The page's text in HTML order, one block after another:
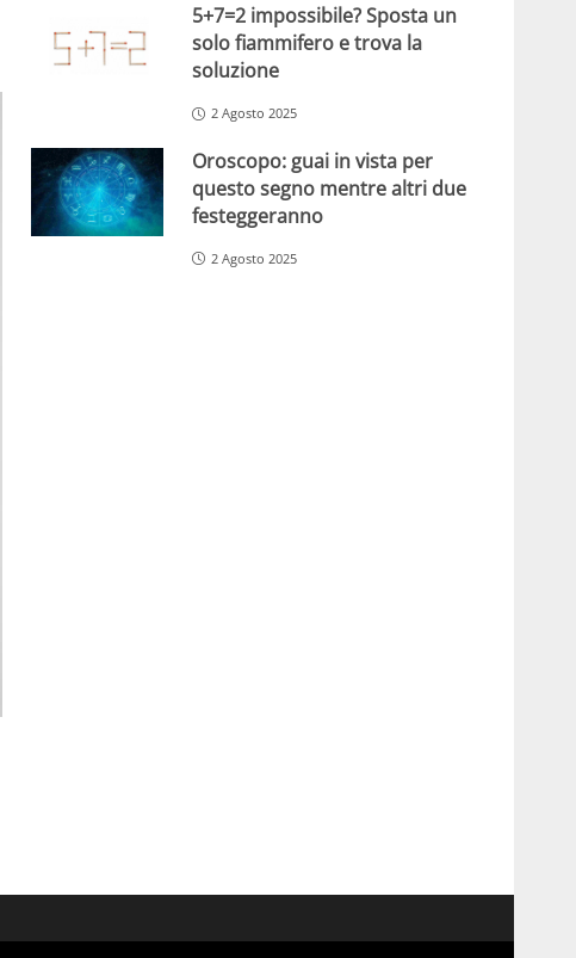
5+7=2 impossibile? Sposta un
solo fiammifero e trova la
soluzione
2 Agosto 2025
Oroscopo: guai in vista per
questo segno mentre altri due
festeggeranno
2 Agosto 2025